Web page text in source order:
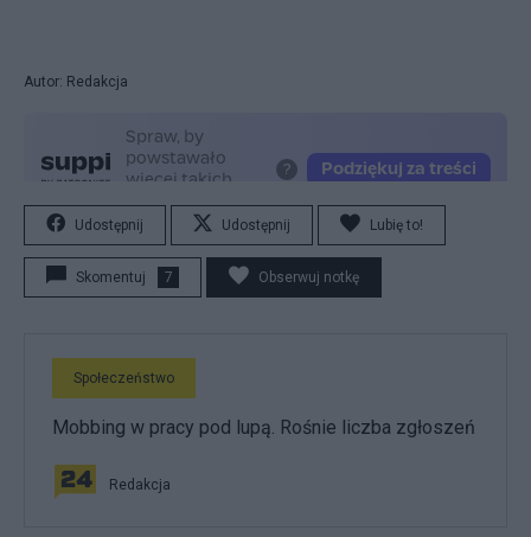
Autor: Redakcja
Udostępnij Udostępnij Lubię to!
Skomentuj 7 Obserwuj notkę
Społeczeństwo
Mobbing w pracy pod lupą. Rośnie liczba zgłoszeń
Redakcja